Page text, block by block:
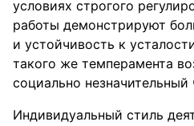
условиях строгого
работы демонстрируют
и устойчивость к
такого же темперамента
социально незначительный
Индивидуальный стиль